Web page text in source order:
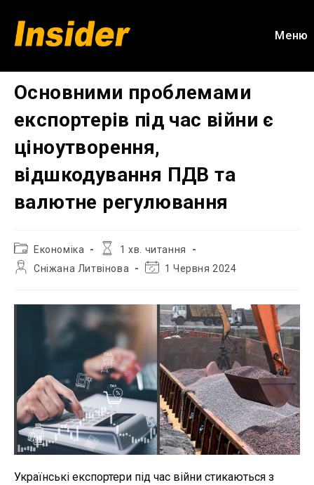
вмісту
Меню
Основними проблемами
експортерів під час війни є
ціноутворення,
відшкодування ПДВ та
валютне регулювання
Категорія
запису:
Економіка
Час
1 хв. читання
АвторСніжана Литвінова
Остання1 Червня 2024
Українські експортери під час війни стикаються з